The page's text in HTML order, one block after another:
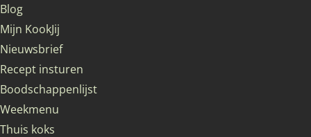
Blog
Mijn KookJij
Nieuwsbrief
Recept insturen
Boodschappenlijst
Weekmenu
Thuis koks